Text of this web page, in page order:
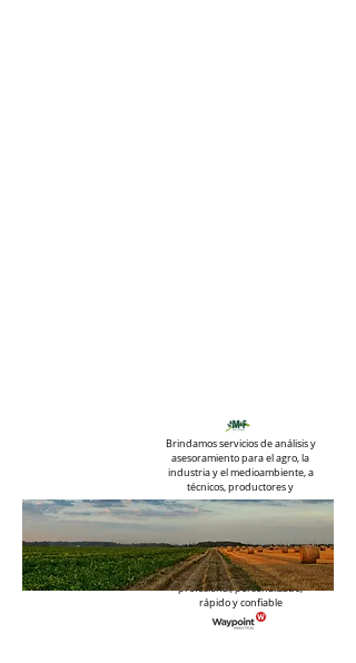
Brindamos servicios de análisis y
asesoramiento para el agro, la
industria y el medioambiente, a
técnicos, productores y
empresas.
Trabajamos junto a Waypoint
laboratorios para el agro en
Estados Unidos. Esta alianza nos
permite ofrecer el mejor servicio
profesional, personalizado,
rápido y confiable